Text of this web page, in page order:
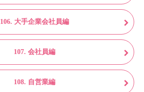
106. 大手企業会社員編
107. 会社員編
108. 自営業編